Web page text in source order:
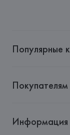
Популярные
Покупателям
Информация